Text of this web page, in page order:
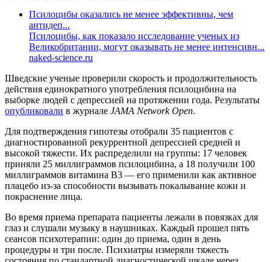
Псилоцибы оказались не менее эффективны, чем
антидеп...
Псилоцибы, как показало исследование ученых из
Великобритании, могут оказывать не менее интенсивн...
naked-science.ru
Шведские ученые проверили скорость и продолжительность
действия единократного употребления псилоцибина на
выборке людей с депрессией на протяжении года. Результаты
опубликовали в журнале JAMA Network Open.
Для подтверждения гипотезы отобрали 35 пациентов с
диагностированной рекуррентной депрессией средней и
высокой тяжести. Их распределили на группы: 17 человек
приняли 25 миллиграммов псилоцибина, а 18 получили 100
миллиграммов витамина B3 — его применили как активное
плацебо из-за способности вызывать покалывание кожи и
покраснение лица.
Во время приема препарата пациенты лежали в повязках для
глаз и слушали музыку в наушниках. Каждый прошел пять
сеансов психотерапии: один до приема, один в день
процедуры и три после. Психиатры измеряли тяжесть